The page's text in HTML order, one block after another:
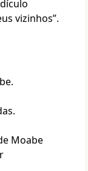
vizinhos”.
Moabe